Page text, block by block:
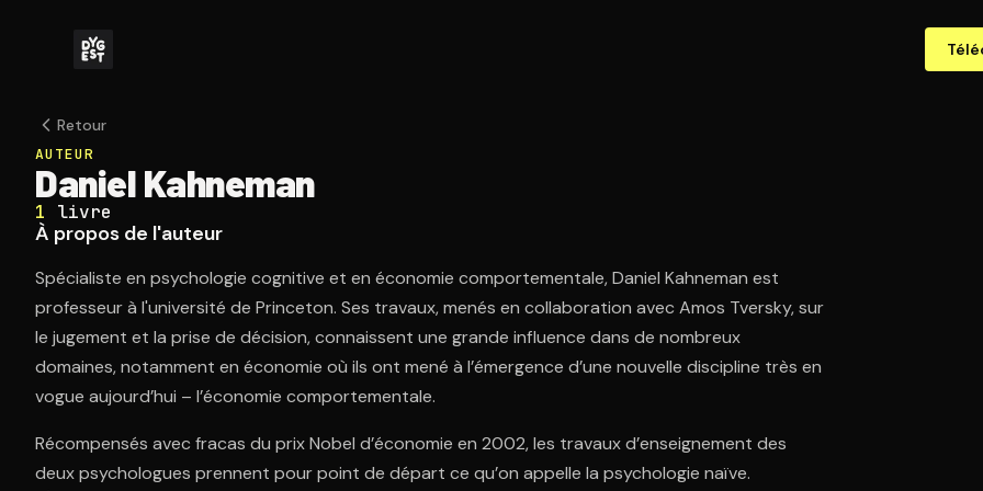
Retour
AUTEUR
Daniel Kahneman
1 livre
À propos de l'auteur
Spécialiste en psychologie cognitive et en économie comportementale, Daniel Kahneman est
professeur à l'université de Princeton. Ses travaux, menés en collaboration avec Amos Tversky, sur
le jugement et la prise de décision, connaissent une grande influence dans de nombreux
domaines, notamment en économie où ils ont mené à l’émergence d’une nouvelle discipline très en
vogue aujourd’hui – l’économie comportementale.
Récompensés avec fracas du prix Nobel d’économie en 2002, les travaux d’enseignement des
deux psychologues prennent pour point de départ ce qu’on appelle la psychologie naïve.